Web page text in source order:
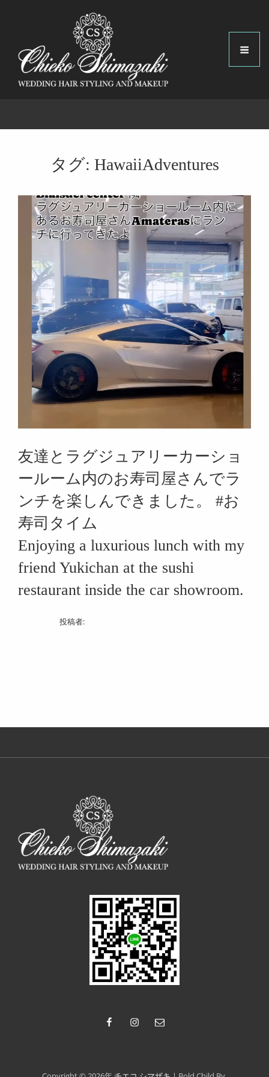
タグ: HawaiiAdventures
友達とラグジュアリーカーショ
ールーム内のお寿司屋さんでラ
ンチを楽しんできました。 #お
寿司タイム
Enjoying a luxurious lunch with my
friend Yukichan at the sushi
restaurant inside the car showroom.
投稿者:
facebookinstagram
Email